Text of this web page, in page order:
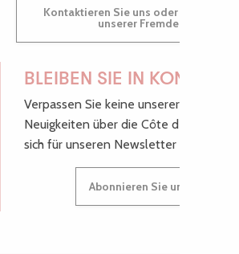
Kontaktieren Sie uns oder besuchen Sie uns in einem
unserer
BLEIBEN SIE IN KONTAKT!
Verpassen Sie keine unserer guten
Neuigkeiten über die Côte de Granit
sich für unseren Newsletter an.
Abonnieren Sie unseren